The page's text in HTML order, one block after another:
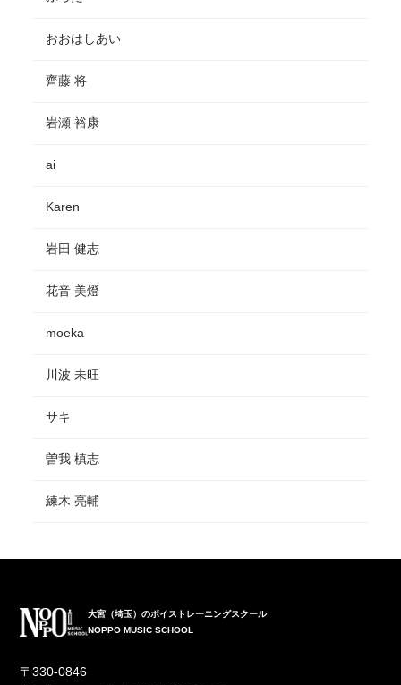
おおはしあい
齊藤 将
岩瀬 裕康
ai
Karen
岩田 健志
花音 美燈
moeka
川波 未旺
サキ
曽我 槙志
練木 亮輔
大宮（埼玉）のボイストレーニングスクール
NOPPO MUSIC SCHOOL
〒330-0846